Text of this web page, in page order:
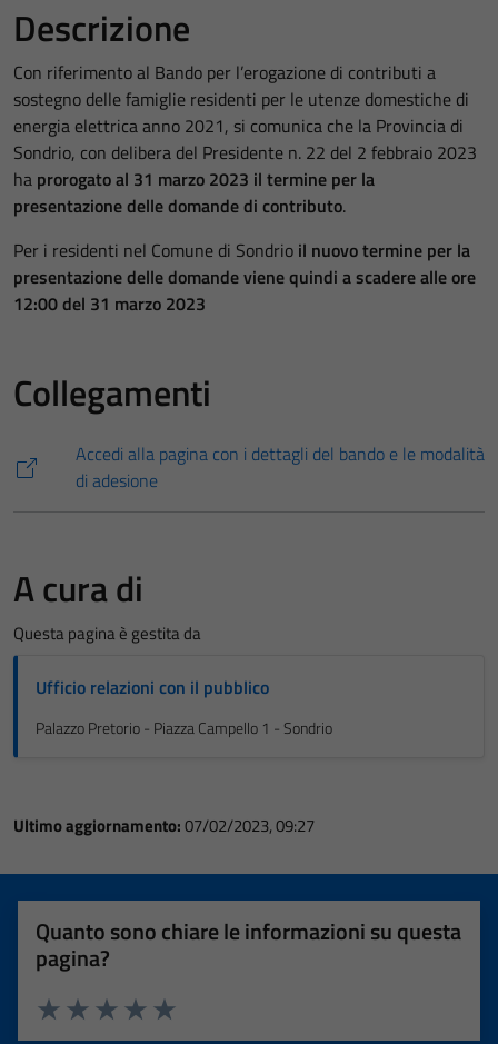
Descrizione
Con riferimento al Bando per l’erogazione di contributi a
sostegno delle famiglie residenti per le utenze domestiche di
energia elettrica anno 2021, si comunica che la Provincia di
Sondrio, con delibera del Presidente n. 22 del 2 febbraio 2023
ha prorogato al 31 marzo 2023 il termine per la
presentazione delle domande di contributo.
Per i residenti nel Comune di Sondrio il nuovo termine per la
presentazione delle domande viene quindi a scadere alle ore
12:00 del 31 marzo 2023
Collegamenti
Accedi alla pagina con i dettagli del bando e le modalità
di adesione
A cura di
Questa pagina è gestita da
Ufficio relazioni con il pubblico
Palazzo Pretorio - Piazza Campello 1 - Sondrio
Ultimo aggiornamento:07/02/2023, 09:27
Quanto sono chiare le informazioni su questa
pagina?
Valuta 5 stelle su 5
Valuta 4 stelle su 5
Valuta 3 stelle su 5
Valuta 2 stelle su 5
Valuta 1 stelle su 5